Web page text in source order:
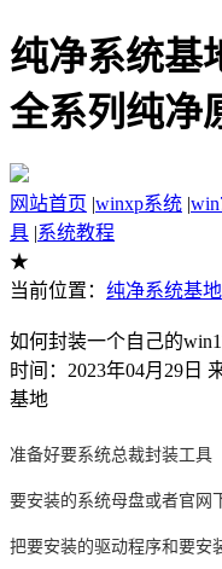
纯净系统基
全系列纯净
网站首页 |winxp系统 |
具 |系统教程
★
当前位置： 纯净系统基地
如何封装一个自己的
时间：2023年04月29日
基地
准备好要系统总裁封装工具
要安装的系统母盘或者官网
把要安装的驱动程序和要安